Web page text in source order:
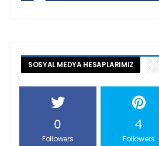
SOSYAL MEDYA HESAPLARIMIZ
0
Followers
4
Followers